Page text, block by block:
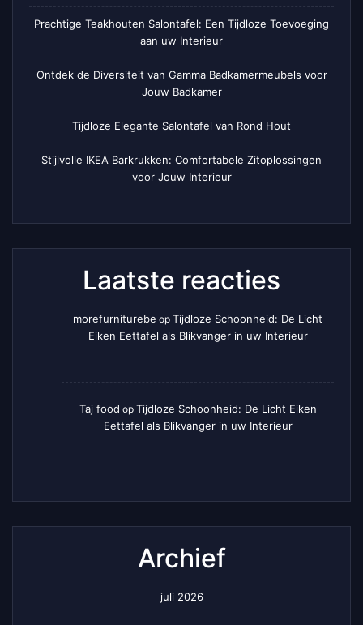
Prachtige Teakhouten Salontafel: Een Tijdloze Toevoeging
aan uw Interieur
Ontdek de Diversiteit van Gamma Badkamermeubels voor
Jouw Badkamer
Tijdloze Elegante Salontafel van Rond Hout
Stijlvolle IKEA Barkrukken: Comfortabele Zitoplossingen
voor Jouw Interieur
Laatste reacties
morefurniturebe op Tijdloze Schoonheid: De Licht
Eiken Eettafel als Blikvanger in uw Interieur
Taj food op Tijdloze Schoonheid: De Licht Eiken
Eettafel als Blikvanger in uw Interieur
Archief
juli 2026